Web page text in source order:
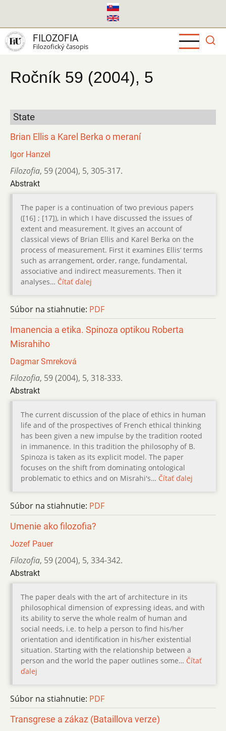
hlavný
obsah
FILOZOFIA
Filozofický časopis
Ročník 59 (2004), 5
State
Brian Ellis a Karel Berka o meraní
Igor Hanzel
Filozofia, 59 (2004), 5, 305-317.
Abstrakt
The paper is a continuation of two previous papers
([16] ; [17]), in which I have discussed the issues of
extent and measurement. It gives an account of
classical views of Brian Ellis and Karel Berka on the
process of measurement. First it examines Ellis‘ terms
such as arrangement, order, range, fundamental,
associative and indirect measurements. Then it
analyses… Čítať ďalej
Súbor na stiahnutie: PDF
Imanencia a etika. Spinoza optikou Roberta
Misrahiho
Dagmar Smreková
Filozofia, 59 (2004), 5, 318-333.
Abstrakt
The current discussion of the place of ethics in human
life and of the prospectives of French ethical thinking
has been given a new impulse by the tradition rooted
in immanence. In this tradition the philosophy of B.
Spinoza is taken as its explicit model. The paper
focuses on the shift from dominating ontological
problematic to ethics and on Misrahi's… Čítať ďalej
Súbor na stiahnutie: PDF
Umenie ako filozofia?
Jozef Pauer
Filozofia, 59 (2004), 5, 334-342.
Abstrakt
The paper deals with the art of architecture in its
philosophical dimension of expressing ideas, and with
its ability to serve the whole realm of human and
social needs, i.e. to help a person to find his/her
orientation and identification in his/her existential
situation. Starting with the relationship between a
person and the world the paper outlines some… Čítať
ďalej
Súbor na stiahnutie: PDF
Transgrese a zákaz (Bataillova verze)